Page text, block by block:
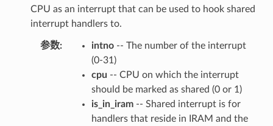
CPU as an interrupt that can be used to hook shared
interrupt handlers to.
参数 intno-- The number of the interrupt
(0-31)
cpu -- CPU on which the interrupt
should be marked as shared (0 or 1)
is_in_iram-- Shared interrupt is for
handlers that reside in IRAM and the